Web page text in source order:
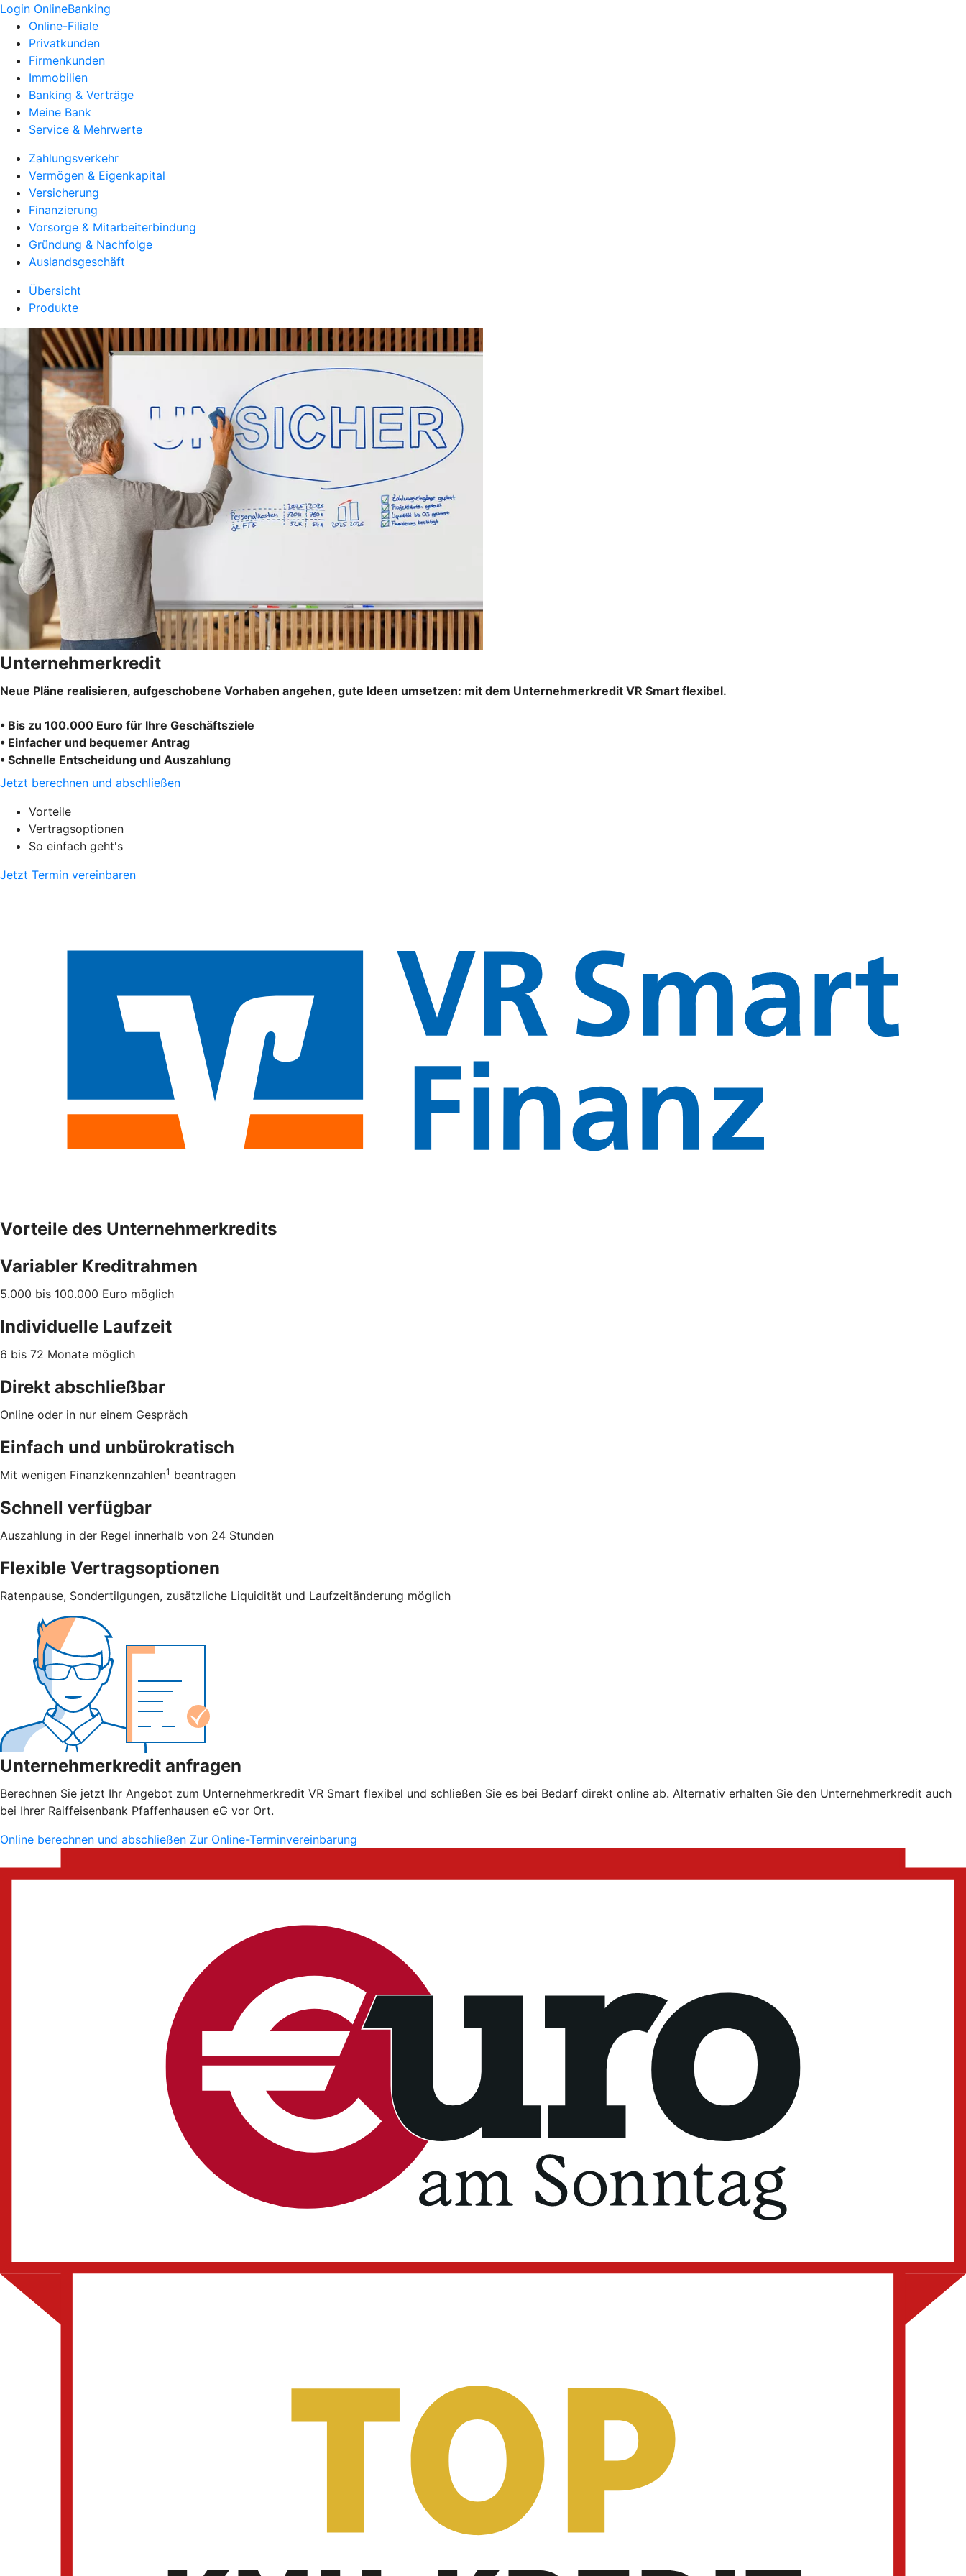
Login OnlineBanking
Online-Filiale
Privatkunden
Firmenkunden
Immobilien
Banking & Verträge
Meine Bank
Service & Mehrwerte
Zahlungsverkehr
Vermögen & Eigenkapital
Versicherung
Finanzierung
Vorsorge & Mitarbeiterbindung
Gründung & Nachfolge
Auslandsgeschäft
Übersicht
Produkte
Unternehmerkredit
Neue Pläne realisieren, aufgeschobene Vorhaben angehen, gute Ideen umsetzen: mit dem Unternehmerkredit VR Smart flexibel.
• Bis zu 100.000 Euro für Ihre Geschäftsziele
• Einfacher und bequemer Antrag
• Schnelle Entscheidung und Auszahlung
Jetzt berechnen und abschließen
Vorteile
Vertragsoptionen
So einfach geht's
Jetzt Termin vereinbaren
Vorteile des Unternehmerkredits
Variabler Kreditrahmen
5.000 bis 100.000 Euro möglich
Individuelle Laufzeit
6 bis 72 Monate möglich
Direkt abschließbar
Online oder in nur einem Gespräch
Einfach und unbürokratisch
Mit wenigen Finanzkennzahlen1 beantragen
Schnell verfügbar
Auszahlung in der Regel innerhalb von 24 Stunden
Flexible Vertragsoptionen
Ratenpause, Sondertilgungen, zusätzliche Liquidität und Laufzeitänderung möglich
Unternehmerkredit anfragen
Berechnen Sie jetzt Ihr Angebot zum Unternehmerkredit VR Smart flexibel und schließen Sie es bei Bedarf direkt online ab. Alternativ erhalten Sie den Unternehmerkredit auch
bei Ihrer Raiffeisenbank Pfaffenhausen eG vor Ort.
Online berechnen und abschließen Zur Online-Terminvereinbarung